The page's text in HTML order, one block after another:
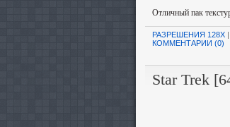
Отличный пак
РАЗРЕШЕНИЯ 128X
КОММЕНТАРИИ (0)
Star Trek